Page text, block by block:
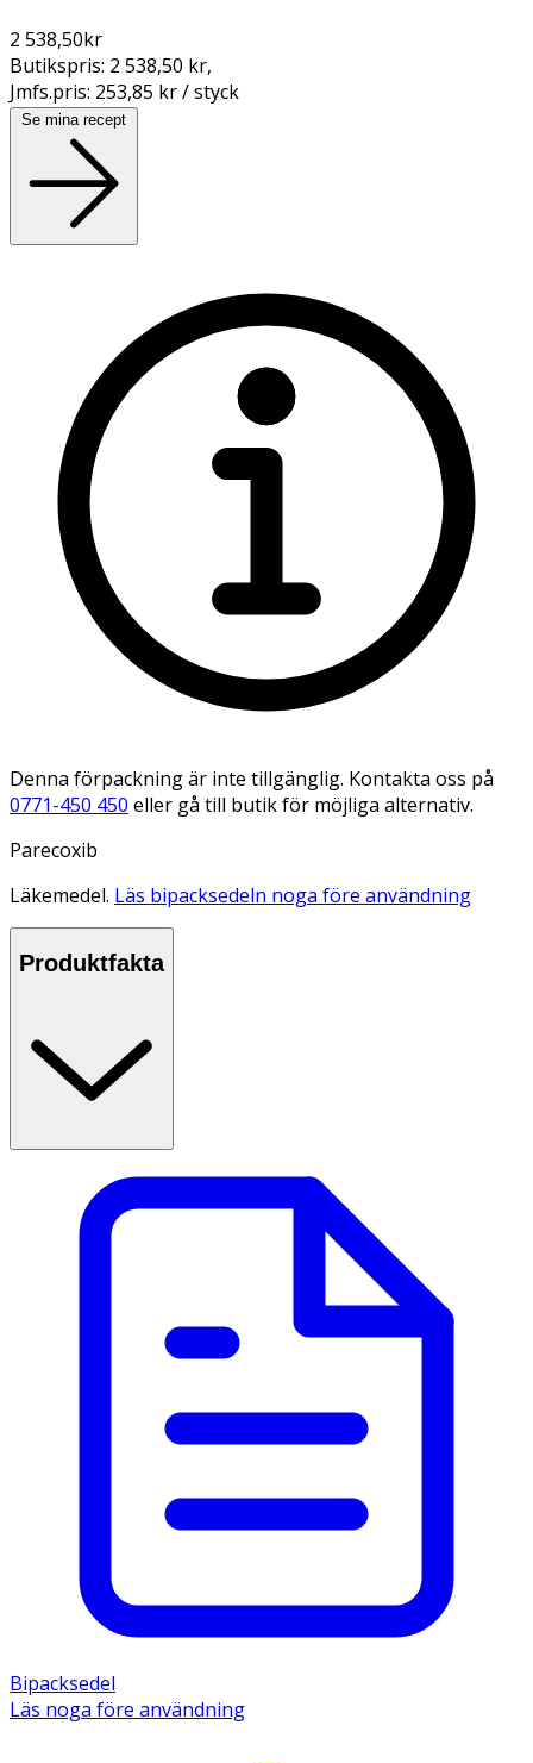
2 538,50kr
Butikspris: 2 538,50 kr,
Jmfs.pris: 253,85 kr / styck
Se mina recept
Denna förpackning är inte tillgänglig. Kontakta oss på
0771-450 450 eller gå till butik för möjliga alternativ.
Parecoxib
Läkemedel. Läs bipacksedeln noga före användning
Produktfakta
Bipacksedel
Läs noga före användning